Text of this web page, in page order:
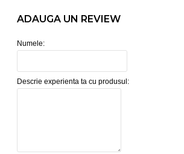
ADAUGA UN REVIEW
Numele:
Descrie experienta ta cu produsul: